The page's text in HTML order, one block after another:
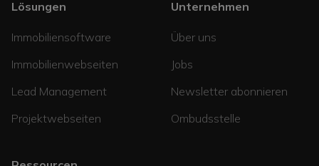
Lösungen
Immobiliensoftware
Immobilienwebseiten
Lead Management
Projektwebseiten
Unternehmen
Über uns
Jobs
Newsletter abonnieren
Ombudsstelle